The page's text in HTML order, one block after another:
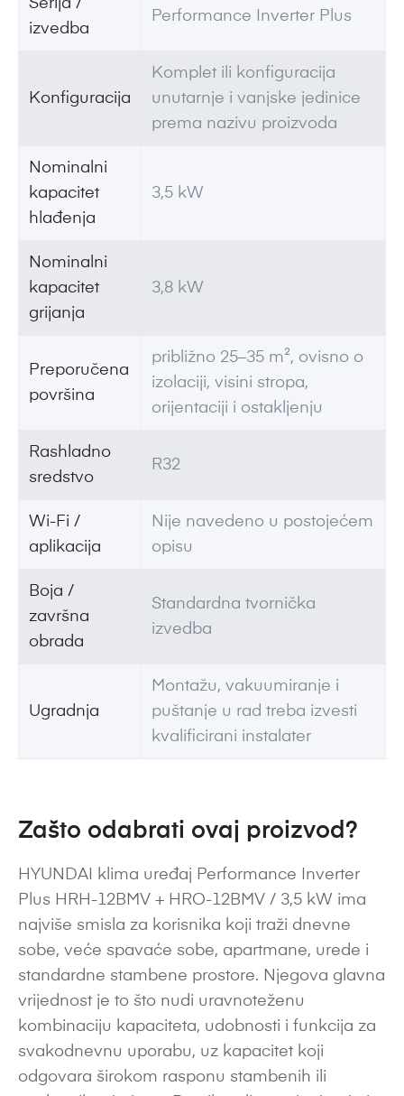
izvedba
Performance Inverter Plus
Konfiguracija
Komplet ili konfiguracija
unutarnje i vanjske jedinice
prema nazivu proizvoda
Nominalni
kapacitet
hlađenja
3,5 kW
Nominalni
kapacitet
grijanja
3,8 kW
Preporučena
površina
približno 25–35 m², ovisno o
izolaciji, visini stropa,
orijentaciji i ostakljenju
Rashladno
sredstvo
R32
Wi-Fi /
aplikacija
Nije navedeno u postojećem
opisu
Boja /
završna
obrada
Standardna tvornička
izvedba
Ugradnja
Montažu, vakuumiranje i
puštanje u rad treba izvesti
kvalificirani instalater
Zašto odabrati ovaj proizvod?
HYUNDAI klima uređaj Performance Inverter
Plus HRH-12BMV + HRO-12BMV / 3,5 kW ima
najviše smisla za korisnika koji traži dnevne
sobe, veće spavaće sobe, apartmane, urede i
standardne stambene prostore. Njegova glavna
vrijednost je to što nudi uravnoteženu
kombinaciju kapaciteta, udobnosti i funkcija za
svakodnevnu uporabu, uz kapacitet koji
odgovara širokom rasponu stambenih ili